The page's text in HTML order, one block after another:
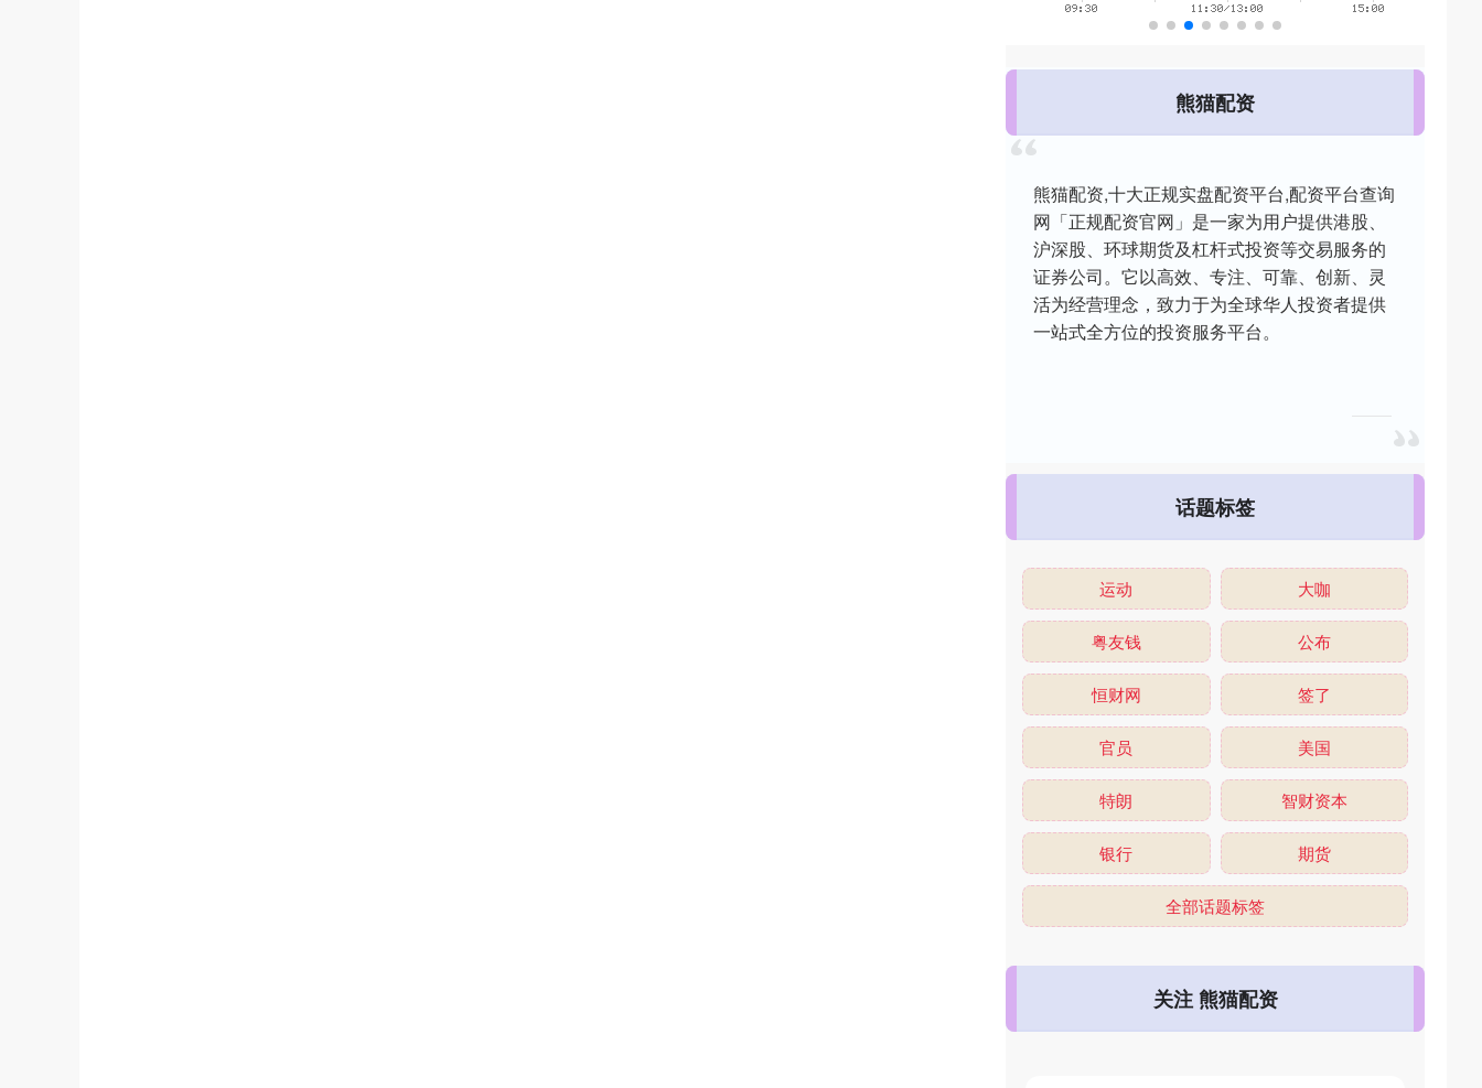
熊猫配资
熊猫配资,十大正规实盘配资平台,配资平台查询
网「正规配资官网」是一家为用户提供港股、
沪深股、环球期货及杠杆式投资等交易服务的
证券公司。它以高效、专注、可靠、创新、灵
活为经营理念，致力于为全球华人投资者提供
一站式全方位的投资服务平台。
话题标签
运动 大咖
粤友钱 公布
恒财网 签了
官员 美国
特朗 智财资本
银行 期货
全部话题标签
关注 熊猫配资